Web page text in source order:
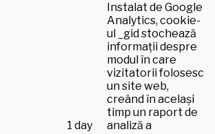
1 day
Instalat de Google
Analytics, cookie-
ul _gid stochează
informații despre
modul în care
vizitatorii folosesc
un site web,
creând în același
timp un raport de
analiză a